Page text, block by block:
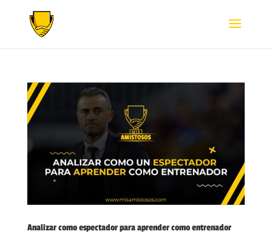
Analizar como espectador para aprender como entrenador